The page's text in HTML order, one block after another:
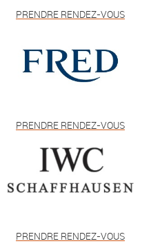
PRENDRE RENDEZ-VOUS
PRENDRE RENDEZ-VOUS
PRENDRE RENDEZ-VOUS